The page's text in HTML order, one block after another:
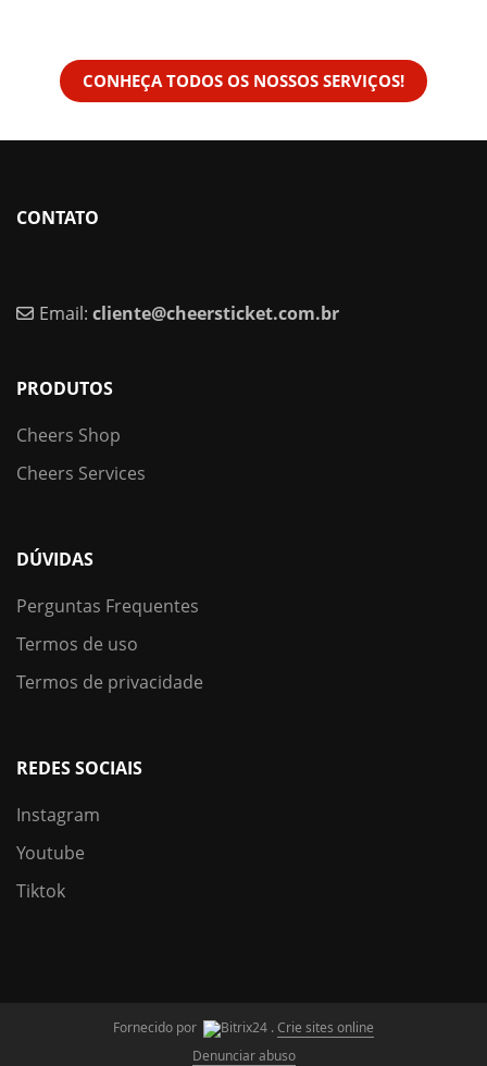
CONHEÇA TODOS OS NOSSOS SERVIÇOS!
CONTATO
Email: cliente@cheersticket.com.br
PRODUTOS
Cheers Shop
Cheers Services
DÚVIDAS
Perguntas Frequentes
Termos de uso
Termos de privacidade
REDES SOCIAIS
Instagram
Youtube
Tiktok
Fornecido por .Crie sites online
Denunciar abuso